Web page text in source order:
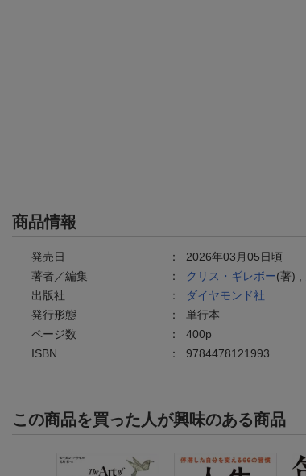
商品情報
発売日 ： 2026年03月05日頃
著者／編集
： クリス・ギレボー(著) ,
出版社
：
ダイヤモンド社
発行形態
： 単行本
ページ数
： 400p
ISBN
： 9784478121993
この商品を買った人が興味のある商品